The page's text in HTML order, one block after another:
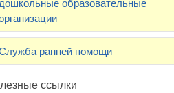
ранней помощи
ссылки